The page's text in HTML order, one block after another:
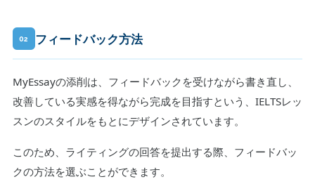
02 フィードバック方法
MyEssayの添削は、フィードバックを受けながら書き直し、
改善している実感を得ながら完成を目指すという、IELTSレッ
スンのスタイルをもとにデザインされています。
このため、ライティングの回答を提出する際、フィードバッ
クの方法を選ぶことができます。